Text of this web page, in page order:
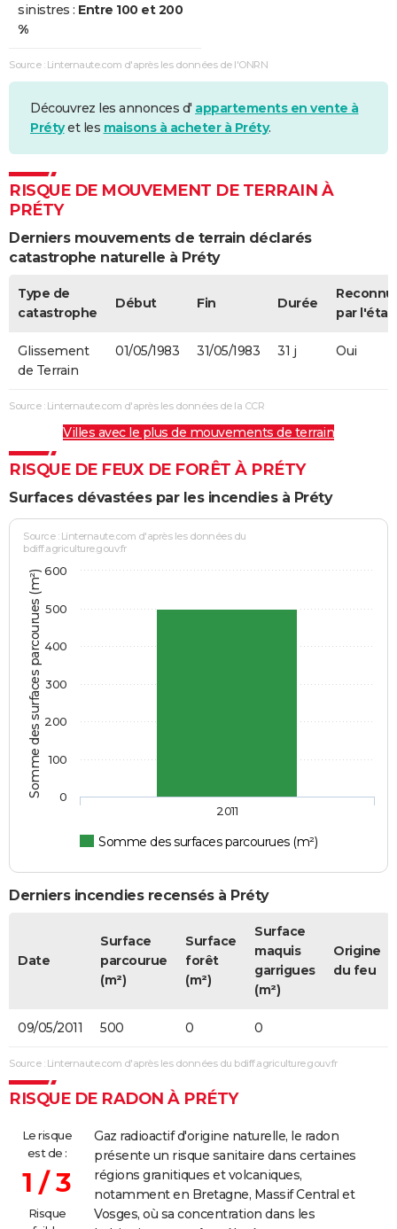
sinistres : Entre 100 et 200
%
Source : Linternaute.com d'après les données de l'ONRN
Découvrez les annonces d' appartements en vente à
Prétyet les maisons à acheter à Préty.
RISQUE DE MOUVEMENT DE TERRAIN À
PRÉTY
Derniers mouvements de terrain déclarés
catastrophe naturelle à Préty
Type de
catastrophe
Début Fin Durée
par l'état
Glissement
de Terrain
01/05/1983 31/05/1983 31 j Oui
Source : Linternaute.com d'après les données de la CCR
Villes avec le plus de mouvements de terrain
RISQUE DE FEUX DE FORÊT À PRÉTY
Surfaces dévastées par les incendies à Préty
Somme des surfaces parcourues (m²)
Source : Linternaute.com d'après les données du
bdiff.agriculture.gouv.fr
Somme des surfaces parcourues (m²)
2011
0
100
200
300
400
500
600
Derniers incendies recensés à Préty
Date
Surface
parcourue
(m²)
Surface
forêt
(m²)
Surface
maquis
garrigues
(m²)
Origine
du feu
09/05/2011 500 0 0
Source : Linternaute.com d'après les données du bdiff.agriculture.gouv.fr
RISQUE DE RADON À PRÉTY
Le risque
est de :
1 / 3
Risque
Gaz radioactif d'origine naturelle, le radon
présente un risque sanitaire dans certaines
régions granitiques et volcaniques,
notamment en Bretagne, Massif Central et
Vosges, où sa concentration dans les